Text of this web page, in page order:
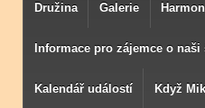
Družina Galerie
Informace pro zájemce o naši
Kalendář událostí Když